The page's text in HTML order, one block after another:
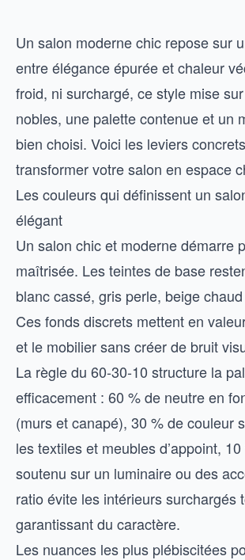
Un salon moderne chic repose sur
entre élégance épurée et chaleur
froid, ni surchargé, ce style mise
nobles, une palette contenue et un
bien choisi. Voici les leviers
transformer votre salon en espace
Les couleurs qui définissent un
élégant
Un salon chic et moderne démarre
maîtrisée. Les teintes de base
blanc cassé, gris perle, beige
Ces fonds discrets mettent en
et le mobilier sans créer de bruit
La règle du 60-30-10 structure la
efficacement : 60 % de neutre en
(murs et canapé), 30 % de couleur
les textiles et meubles d’appoint, 10
soutenu sur un luminaire ou des
ratio évite les intérieurs surchargés
garantissant du caractère.
Les nuances les plus plébiscitées